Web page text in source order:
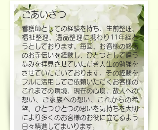
ごあいさつ
看護師としての経験を持ち、生前整理、
福祉整理、遺品整理に携わり11年経と
うとしております。毎回、お客様の終活
のお手伝いを経験し、ひとつとして違う
歩みを拝見させていただき人生の勉強を
させていただいております。​その経験を
フルに活用してご依頼いただくお客様の
これまでの環境、現在の心境、故人への
想い、ご家族への想い、これからの希
望。ひとつひとつの思いを気持ちを大切
により多くのお客様のお役に立てるよう
日々精進してまいります。